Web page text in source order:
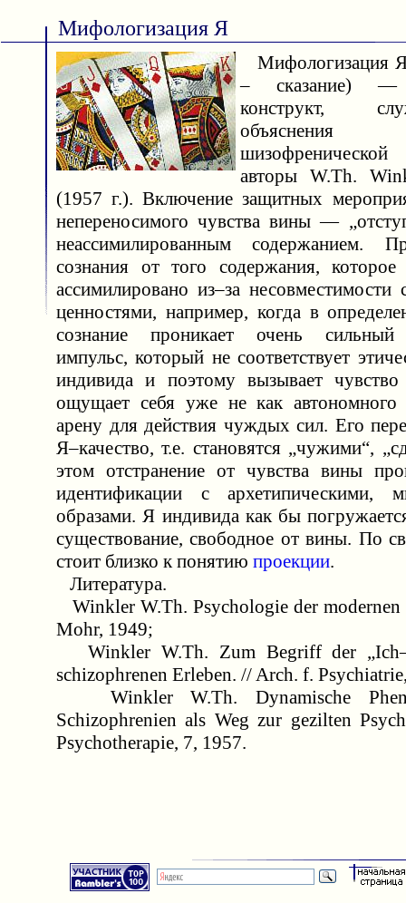
Мифологизация Я
Мифологизация
– сказание) —
конструкт,
объяснения
авторы W.Th.
(1957 г.). Включение защитных
непереносимого чувства вины —
неассимилированным содержанием.
сознания от того содержания,
ассимилировано из–за
ценностями, например, когда в
сознание проникает очень сильный
импульс, который не соответствует
индивида и поэтому вызывает
ощущает себя уже не как автономного
арену для действия чуждых сил. Его
Я–качество, т.е. становятся „чужими“,
этом отстранение от чувства вины
идентификации с архетипическими,
образами. Я индивида как бы
существование, свободное от вины. По
стоит близко к понятию проекции.
Литература.
Winkler W.Th. Psychologie der
Mohr, 1949;
Winkler W.Th. Zum Begriff der
schizophrenen Erleben. // Arch. f.
Winkler W.Th. Dynamische
Schizophrenien als Weg zur gezilten
Psychotherapie, 7, 1957.